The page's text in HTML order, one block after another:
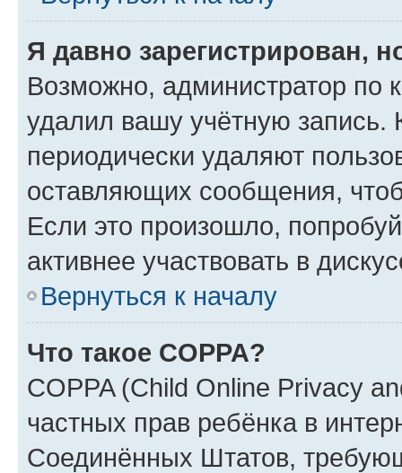
Я давно зарегистрирован,
Возможно, администратор по
удалил вашу учётную запись.
периодически удаляют
оставляющих сообщения,
Если это произошло,
активнее участвовать в
Вернуться к началу
Что такое COPPA?
COPPA (Child Online Privacy
частных прав ребёнка в
Соединённых Штатов,